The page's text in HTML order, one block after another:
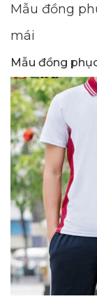
Mẫu đồng
mái
Mẫu đồng